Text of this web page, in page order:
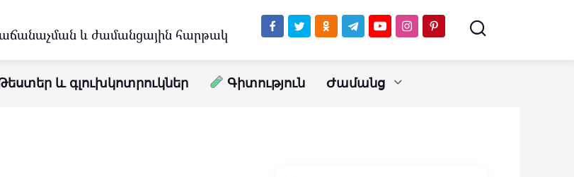
և ժամանցային հարթակ
և գլուխկոտրուկներ Գիտություն Ժամանց